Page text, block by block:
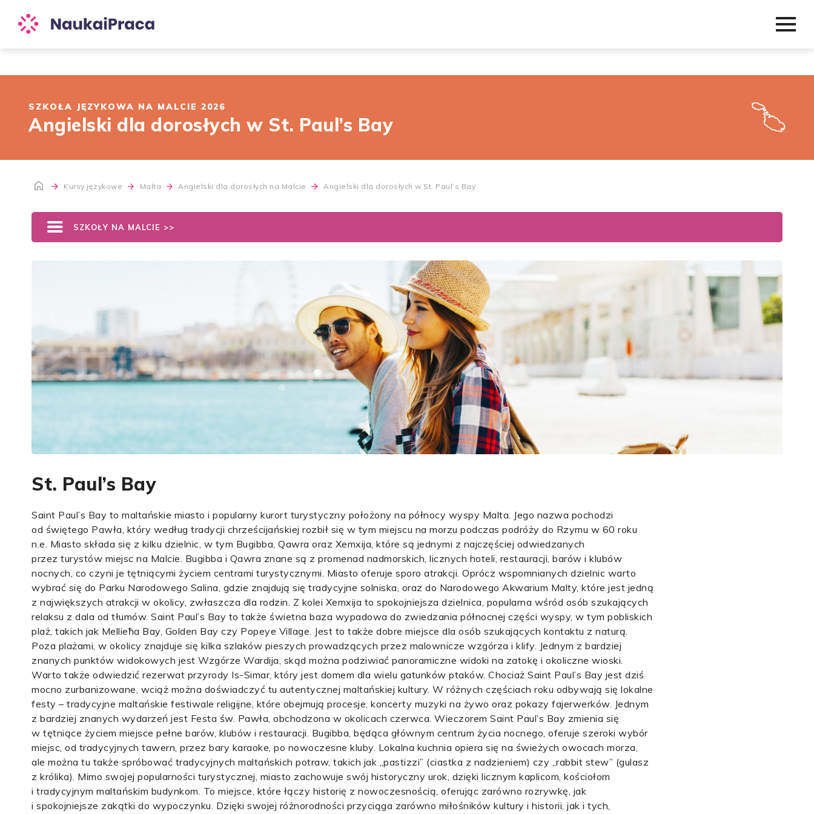
SZKOŁA JĘZYKOWA NA MALCIE 2026
Angielski dla dorosłych w St. Paul’s Bay
Kursy językowe Malta Angielski dla dorosłych na Malcie Angielski dla dorosłych w St. Paul’s Bay
SZKOŁY NA MALCIE >>
St. Paul’s Bay
Saint Paul’s Bay to maltańskie miasto i popularny kurort turystyczny położony na północy wyspy Malta. Jego nazwa pochodzi
od świętego Pawła, który według tradycji chrześcijańskiej rozbił się w tym miejscu na morzu podczas podróży do Rzymu w 60 roku
n.e. Miasto składa się z kilku dzielnic, w tym Bugibba, Qawra oraz Xemxija, które są jednymi z najczęściej odwiedzanych
przez turystów miejsc na Malcie. Bugibba i Qawra znane są z promenad nadmorskich, licznych hoteli, restauracji, barów i klubów
nocnych, co czyni je tętniącymi życiem centrami turystycznymi. Miasto oferuje sporo atrakcji. Oprócz wspomnianych dzielnic warto
wybrać się do Parku Narodowego Salina, gdzie znajdują się tradycyjne solniska, oraz do Narodowego Akwarium Malty, które jest jedną
z największych atrakcji w okolicy, zwłaszcza dla rodzin. Z kolei Xemxija to spokojniejsza dzielnica, popularna wśród osób szukających
relaksu z dala od tłumów. Saint Paul’s Bay to także świetna baza wypadowa do zwiedzania północnej części wyspy, w tym pobliskich
plaż, takich jak Mellieħa Bay, Golden Bay czy Popeye Village. Jest to także dobre miejsce dla osób szukających kontaktu z naturą.
Poza plażami, w okolicy znajduje się kilka szlaków pieszych prowadzących przez malownicze wzgórza i klify. Jednym z bardziej
znanych punktów widokowych jest Wzgórze Wardija, skąd można podziwiać panoramiczne widoki na zatokę i okoliczne wioski.
Warto także odwiedzić rezerwat przyrody Is-Simar, który jest domem dla wielu gatunków ptaków. Chociaż Saint Paul’s Bay jest dziś
mocno zurbanizowane, wciąż można doświadczyć tu autentycznej maltańskiej kultury. W różnych częściach roku odbywają się lokalne
festy – tradycyjne maltańskie festiwale religijne, które obejmują procesje, koncerty muzyki na żywo oraz pokazy fajerwerków. Jednym
z bardziej znanych wydarzeń jest Festa św. Pawła, obchodzona w okolicach czerwca. Wieczorem Saint Paul’s Bay zmienia się
w tętniące życiem miejsce pełne barów, klubów i restauracji. Bugibba, będąca głównym centrum życia nocnego, oferuje szeroki wybór
miejsc, od tradycyjnych tawern, przez bary karaoke, po nowoczesne kluby. Lokalna kuchnia opiera się na świeżych owocach morza,
ale można tu także spróbować tradycyjnych maltańskich potraw, takich jak „pastizzi” (ciastka z nadzieniem) czy „rabbit stew” (gulasz
z królika). Mimo swojej popularności turystycznej, miasto zachowuje swój historyczny urok, dzięki licznym kaplicom, kościołom
i tradycyjnym maltańskim budynkom. To miejsce, które łączy historię z nowoczesnością, oferując zarówno rozrywkę, jak
i spokojniejsze zakątki do wypoczynku. Dzięki swojej różnorodności przyciąga zarówno miłośników kultury i historii, jak i tych,